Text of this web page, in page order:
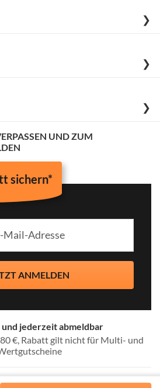
❯
❯
❯
UND ZUM
sichern*
ANMELDEN
jederzeit abmeldbar
€, Rabatt gilt nicht für Multi- und